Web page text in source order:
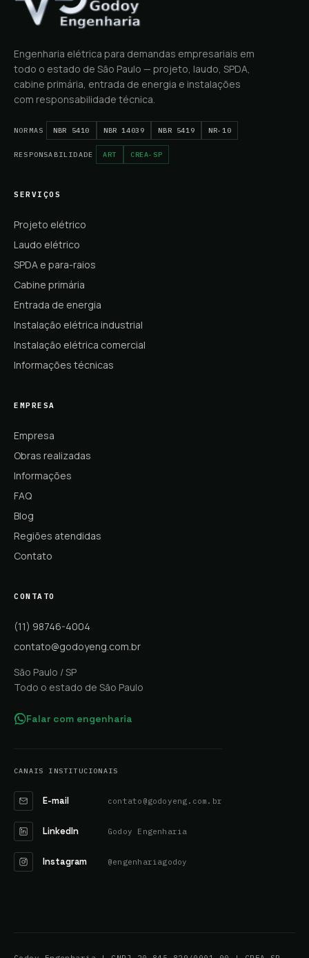
Engenharia elétrica para demandas empresariais em
todo o estado de São Paulo — projeto, laudo, SPDA,
cabine primária, entrada de energia e instalações
com responsabilidade técnica.
NORMAS NBR 5410 NBR 14039 NBR 5419 NR-10
RESPONSABILIDADE ART CREA-SP
SERVIÇOS
Projeto elétrico
Laudo elétrico
SPDA e para-raios
Cabine primária
Entrada de energia
Instalação elétrica industrial
Instalação elétrica comercial
Informações técnicas
EMPRESA
Empresa
Obras realizadas
Informações
FAQ
Blog
Regiões atendidas
Contato
CONTATO
(11) 98746-4004
contato@godoyeng.com.br
São Paulo / SP
Todo o estado de São Paulo
Falar com engenharia
CANAIS INSTITUCIONAIS
E-mail contato@godoyeng.com.br
LinkedIn Godoy Engenharia
Instagram @engenhariagodoy